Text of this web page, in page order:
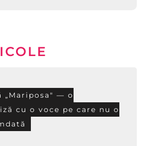
„Mariposa" — o
cu o voce pe care nu o